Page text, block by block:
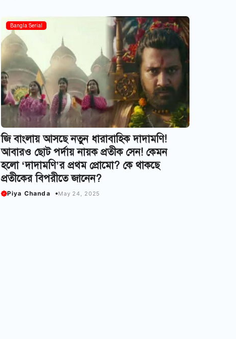
Bangla Serial
জি বাংলায় আসছে নতুন ধারাবাহিক দাদামণি!
আবারও ছোট পর্দায় নায়ক প্রতীক সেন! কেমন
হলো ‘দাদামণি’র প্রথম প্রোমো? কে থাকছে
প্রতীকের বিপরীতে জানেন?
Piya Chanda May 24, 2025